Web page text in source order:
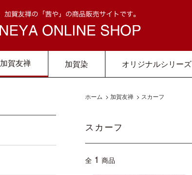
加賀友禅 加賀染 オリジナルシリーズ
ホーム > 加賀友禅 > スカーフ
スカーフ
全 1 商品